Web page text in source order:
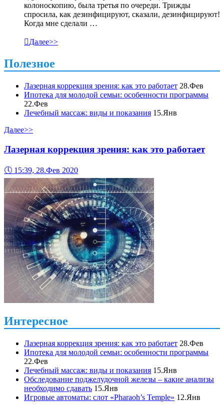
колоноскопию, была третья по очереди. Трижды
спросила, как дезинфицируют, сказали, дезинфицируют!
Когда мне сделали …
Далее>>
Полезное
Лазерная коррекция зрения: как это работает 28.Фев
Ипотека для молодой семьи: особенности программы
22.Фев
Лечебный массаж: виды и показания 15.Янв
Далее>>
Лазерная коррекция зрения: как это работает
🕔 15:39, 28.Фев 2020
Интересное
Лазерная коррекция зрения: как это работает 28.Фев
Ипотека для молодой семьи: особенности программы
22.Фев
Лечебный массаж: виды и показания 15.Янв
Обследование поджелудочной железы – какие анализы
необходимо сдавать 15.Янв
Игровые автоматы: слот «Pharaoh’s Temple» 12.Янв